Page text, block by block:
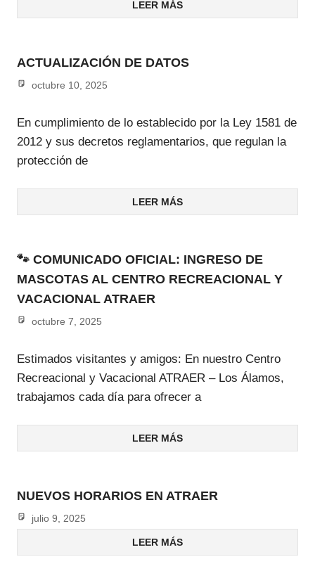
LEER MÁS
ACTUALIZACIÓN DE DATOS
octubre 10, 2025
En cumplimiento de lo establecido por la Ley 1581 de
2012 y sus decretos reglamentarios, que regulan la
protección de
LEER MÁS
🐾 COMUNICADO OFICIAL: INGRESO DE
MASCOTAS AL CENTRO RECREACIONAL Y
VACACIONAL ATRAER
octubre 7, 2025
Estimados visitantes y amigos: En nuestro Centro
Recreacional y Vacacional ATRAER – Los Álamos,
trabajamos cada día para ofrecer a
LEER MÁS
NUEVOS HORARIOS EN ATRAER
julio 9, 2025
LEER MÁS